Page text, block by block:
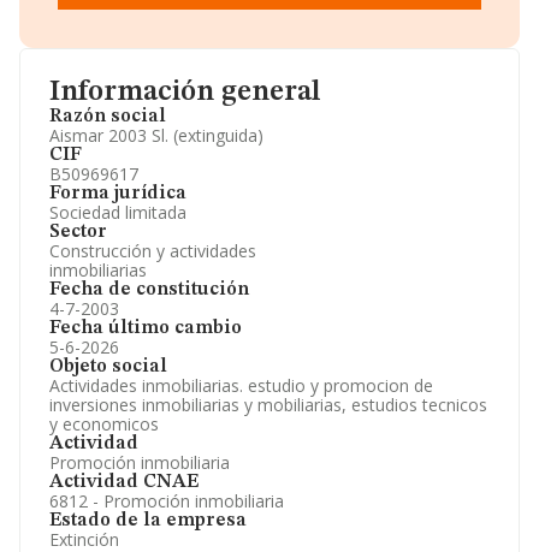
Información general
Razón social
Aismar 2003 Sl. (extinguida)
CIF
B50969617
Forma jurídica
Sociedad limitada
Sector
Construcción y actividades
inmobiliarias
Fecha de constitución
4-7-2003
Fecha último cambio
5-6-2026
Objeto social
Actividades inmobiliarias. estudio y promocion de
inversiones inmobiliarias y mobiliarias, estudios tecnicos
y economicos
Actividad
Promoción inmobiliaria
Actividad CNAE
6812 - Promoción inmobiliaria
Estado de la empresa
Extinción
Información oficial y registral complementaria.